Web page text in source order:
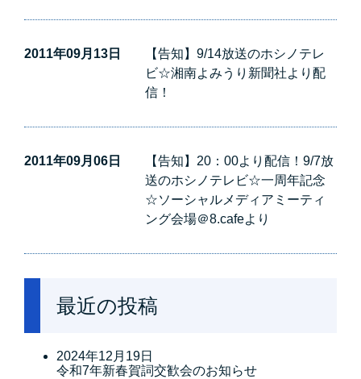
2011年09月13日
【告知】9/14放送のホシノテレ
ビ☆湘南よみうり新聞社より配
信！
2011年09月06日
【告知】20：00より配信！9/7放
送のホシノテレビ☆一周年記念
☆ソーシャルメディアミーティ
ング会場＠8.cafeより
最近の投稿
2024年12月19日
令和7年新春賀詞交歓会のお知らせ